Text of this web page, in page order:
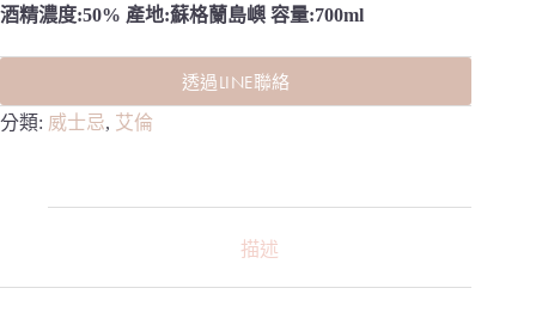
酒精濃度:50% 產地:蘇格蘭島嶼 容量:700ml
透過LINE聯絡
分類: 威士忌, 艾倫
描述